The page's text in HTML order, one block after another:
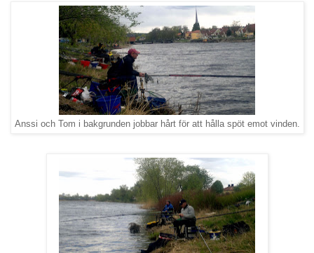
Anssi och Tom i bakgrunden jobbar hårt för att hålla spöt emot vinden.